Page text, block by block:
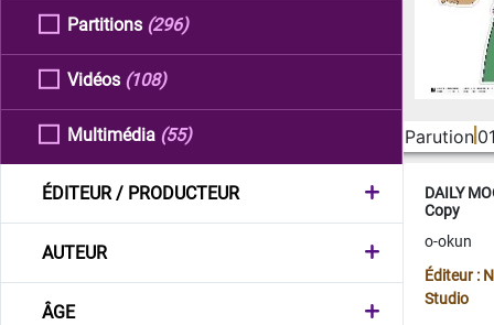
Partitions (296)
Vidéos (108)
Multimédia (55)
ÉDITEUR / PRODUCTEUR
AUTEUR
ÂGE
Parution
DAILY
Copy
o-okun
Éditeur :
Studio